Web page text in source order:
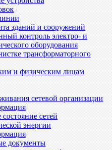
зданий и сооружений
контроль электро- и
оборудования
трансформаторного
и физическим лицам
сетевой организации
сетей
энергии
документы